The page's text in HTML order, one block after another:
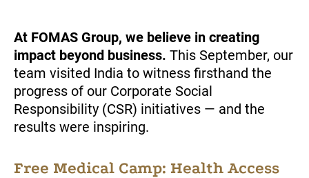
At FOMAS Group, we believe in creating
impact beyond business. This September, our
team visited India to witness firsthand the
progress of our Corporate Social
Responsibility (CSR) initiatives — and the
results were inspiring.
Free Medical Camp: Health Access